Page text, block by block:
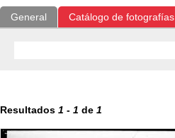
General Catálogo de fotografías
Resultados 1 - 1 de 1